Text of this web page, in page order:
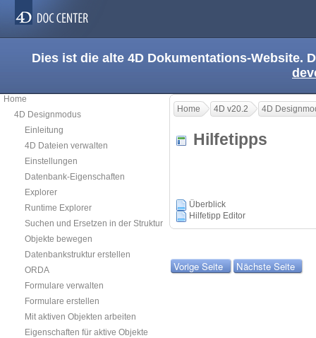
Dies ist die alte 4D Dokumentations-Website.
Home
4D Designmodus
Einleitung
4D Dateien verwalten
Einstellungen
Datenbank-Eigenschaften
Explorer
Runtime Explorer
Suchen und Ersetzen in der Struktur
Objekte bewegen
Datenbankstruktur erstellen
ORDA
Formulare verwalten
Formulare erstellen
Mit aktiven Objekten arbeiten
Eigenschaften für aktive Objekte
Home 4D v20.2 4D
Hilfetipps
Überblick
Hilfetipp Editor
Vorige Seite Nächste Seite